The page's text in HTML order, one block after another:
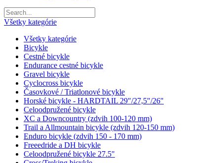
Všetky kategórie
Všetky kategórie
Bicykle
Cestné bicykle
Endurance cestné bicykle
Gravel bicykle
Cyclocross bicykle
Časovkové / Triatlonové bicykle
Horské bicykle - HARDTAIL 29"/27,5"/26"
Celoodpružené bicykle
XC a Downcountry (zdvih 100-120 mm)
Trail a Allmountain bicykle (zdvih 120-150 mm)
Enduro bicykle (zdvih 150 - 170 mm)
Freeedride a DH bicykle
Celoodpružené bicykle 27.5"